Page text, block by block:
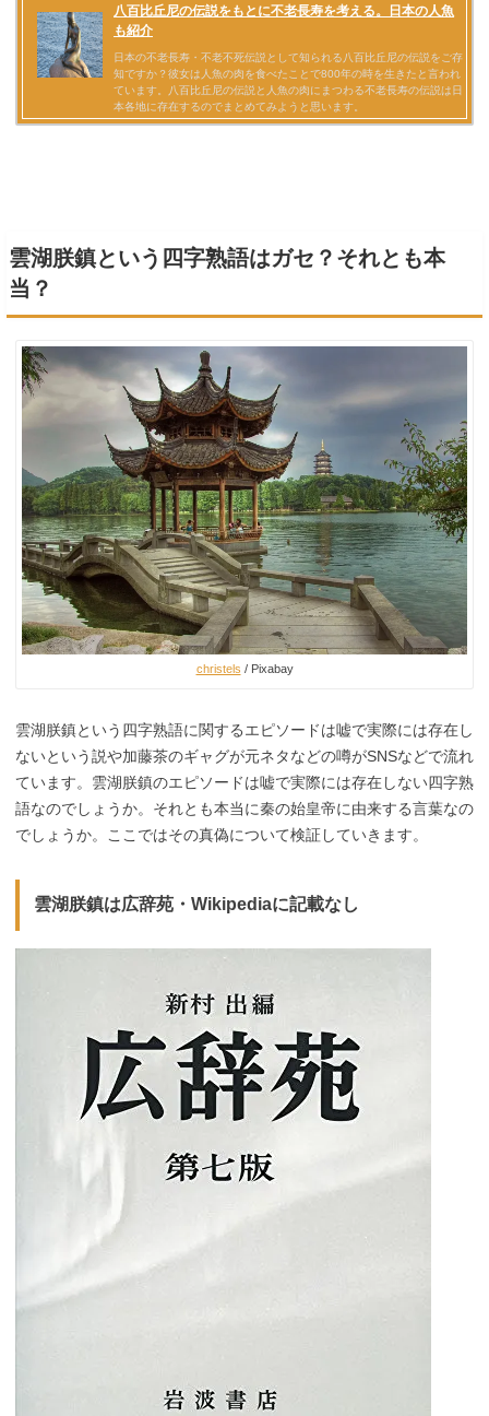
雲湖朕鎮という四字熟語はガセ？それとも本
当？
christels / Pixabay
雲湖朕鎮という四字熟語に関するエピソードは嘘で実際には存在し
ないという説や加藤茶のギャグが元ネタなどの噂がSNSなどで流れ
ています。雲湖朕鎮のエピソードは嘘で実際には存在しない四字熟
語なのでしょうか。それとも本当に秦の始皇帝に由来する言葉なの
でしょうか。ここではその真偽について検証していきます。
雲湖朕鎮は広辞苑・Wikipediaに記載なし